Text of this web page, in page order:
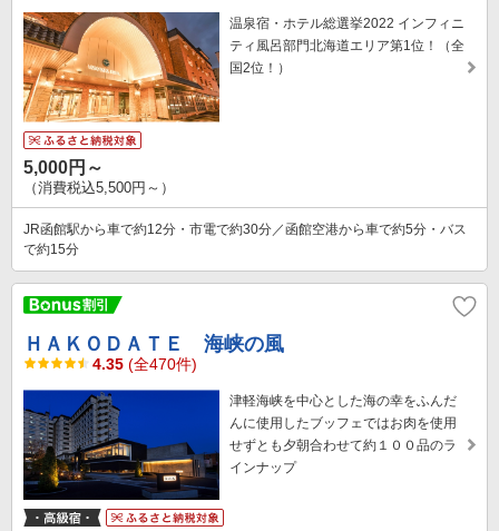
温泉宿・ホテル総選挙2022 インフィニ
ティ風呂部門北海道エリア第1位！（全
国2位！）
5,000円～
（消費税込5,500円～）
JR函館駅から車で約12分・市電で約30分／函館空港から車で約5分・バス
で約15分
ＨＡＫＯＤＡＴＥ 海峡の風
4.35 (全470件)
津軽海峡を中心とした海の幸をふんだ
んに使用したブッフェではお肉を使用
せずとも夕朝合わせて約１００品のラ
インナップ